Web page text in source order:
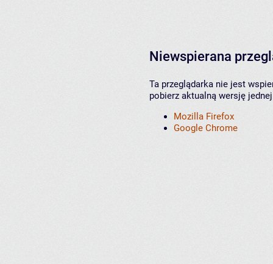
Niewspierana
Ta przeglądarka nie jest
pobierz aktualną wersję
Mozilla Firefox
Google Chrome